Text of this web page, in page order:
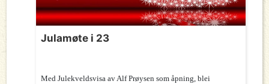
Julamøte i 23
Med Julekveldsvisa av Alf Prøysen som åpning, blei